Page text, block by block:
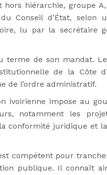
hiérarchie, groupe
Conseil d’État, selon
lu par la secrétaire
terme de son mandat.
de la Côte
de l’ordre administratif.
ivoirienne impose au
notamment les
conformité juridique et
compétent pour
publique. Il connaît